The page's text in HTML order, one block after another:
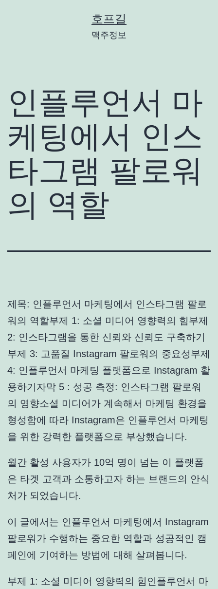
호프길
맥주정보
인플루언서 마
케팅에서 인스
타그램 팔로워
의 역할
제목: 인플루언서 마케팅에서 인스타그램 팔로
워의 역할부제 1: 소셜 미디어 영향력의 힘부제
2: 인스타그램을 통한 신뢰와 신뢰도 구축하기
부제 3: 고품질 Instagram 팔로워의 중요성부제
4: 인플루언서 마케팅 플랫폼으로 Instagram 활
용하기자막 5 : 성공 측정: 인스타그램 팔로워
의 영향소셜 미디어가 계속해서 마케팅 환경을
형성함에 따라 Instagram은 인플루언서 마케팅
을 위한 강력한 플랫폼으로 부상했습니다.
월간 활성 사용자가 10억 명이 넘는 이 플랫폼
은 타겟 고객과 소통하고자 하는 브랜드의 안식
처가 되었습니다.
이 글에서는 인플루언서 마케팅에서 Instagram
팔로워가 수행하는 중요한 역할과 성공적인 캠
페인에 기여하는 방법에 대해 살펴봅니다.
부제 1: 소셜 미디어 영향력의 힘인플루언서 마